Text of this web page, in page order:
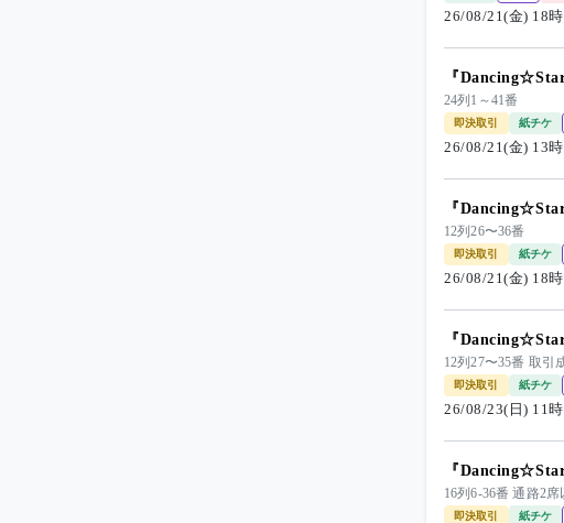
26/08/21(金) 18
『
24列1～41番
即決取引 紙チケ
26/08/21(金) 13
『
12列26〜36番
即決取引 紙チケ
26/08/21(金) 18
『
12列27〜35番 取引
即決取引 紙チケ
26/08/23(日) 11
『
16列6-36番 通路2席
即決取引 紙チケ